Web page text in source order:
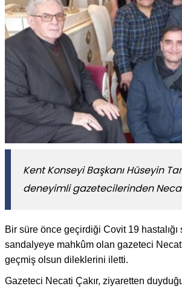
Kent Konseyi Başkanı Hüseyin
deneyimli gazetecilerinden
Bir süre önce geçirdiği Covit 19
sandalyeye mahkûm olan gazeteci
geçmiş olsun dileklerini iletti.
Gazeteci Necati Çakır, ziyaretten